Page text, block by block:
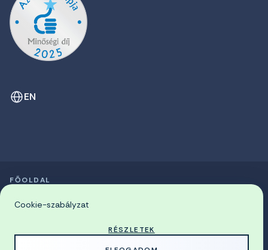
EN
© 2026 Miskolci Egyetem
FŐOLDAL
Cookie-szabályzat
RÉSZLETEK